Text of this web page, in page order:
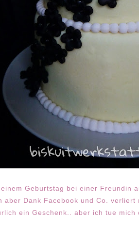
Geburtstag bei einer Freundin
aber Dank Facebook und Co.
ein Geschenk.. aber ich tue